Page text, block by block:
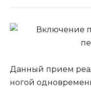
Данный прием
ногой